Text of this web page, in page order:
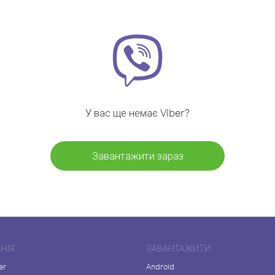
У вас ще немає Viber?
Завантажити зараз
ЗАВАНТАЖИТИ
Android